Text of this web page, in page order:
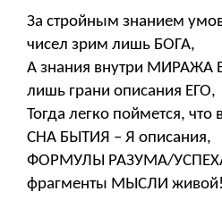
За стройным знанием
чисел зрим лишь БОГА,
А знания внутри МИРАЖА
лишь грани описания ЕГО,
Тогда легко поймется, что
СНА БЫТИЯ – Я описания,
ФОРМУЛЫ РАЗУМА/
фрагменты МЫСЛИ живой!